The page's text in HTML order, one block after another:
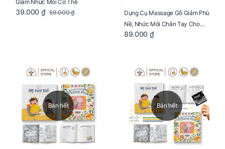
Giảm Nhức Mỏi Cơ Thể
39.000 ₫ 59.000 ₫
Dụng Cụ Massage Gỗ Giảm Phù
Nề, Nhức Mỏi Chân Tay Cho
Mẹ Bầu
89.000 ₫
Bán hết Bán hết